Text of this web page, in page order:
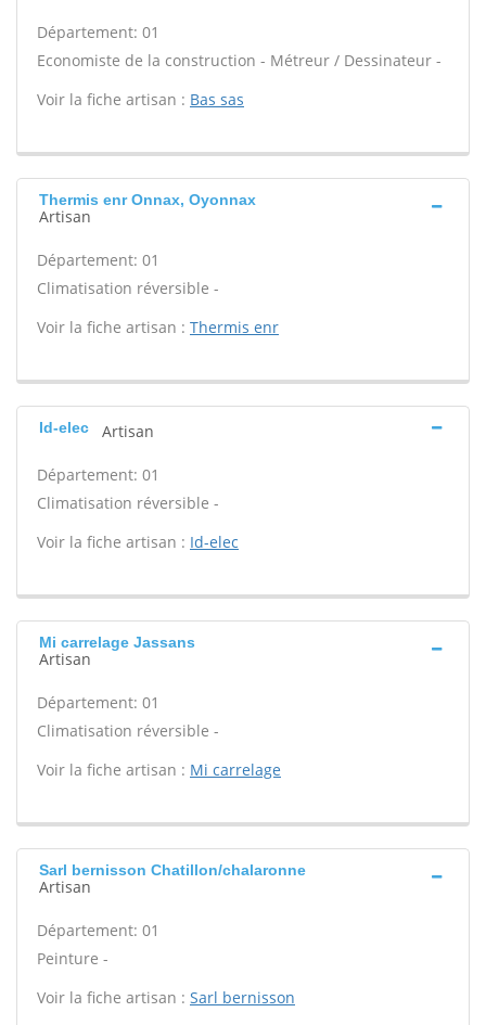
Département: 01
Economiste de la construction - Métreur / Dessinateur -
Voir la fiche artisan : Bas sas
Thermis enr Onnax, Oyonnax
Artisan
Département: 01
Climatisation réversible -
Voir la fiche artisan : Thermis enr
Id-elec Artisan
Département: 01
Climatisation réversible -
Voir la fiche artisan : Id-elec
Mi carrelage Jassans
Artisan
Département: 01
Climatisation réversible -
Voir la fiche artisan : Mi carrelage
Sarl bernisson Chatillon/chalaronne
Artisan
Département: 01
Peinture -
Voir la fiche artisan : Sarl bernisson